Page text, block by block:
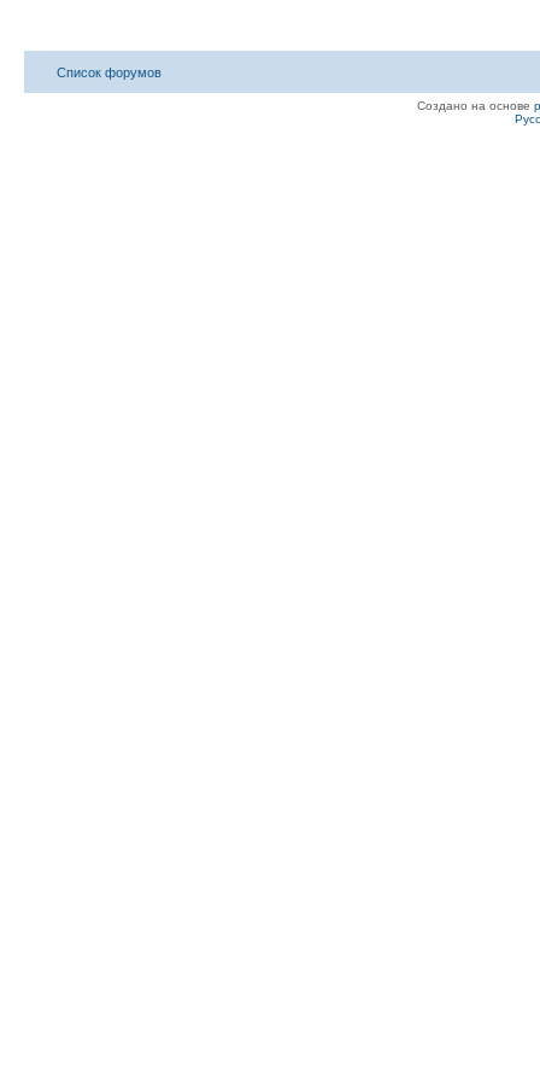
Список форумов
Создано на основе